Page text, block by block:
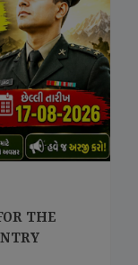
THE